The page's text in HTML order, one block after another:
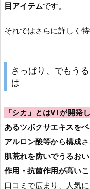
目アイテムです。
それではさらに詳しく
さっぱり、でもう
は
「シカ」とはVTが開発
あるツボクサエキスを
アルロン酸等から構成
肌荒れを防いでうるお
作用・抗菌作用が高い
口コミで広まり、人気に